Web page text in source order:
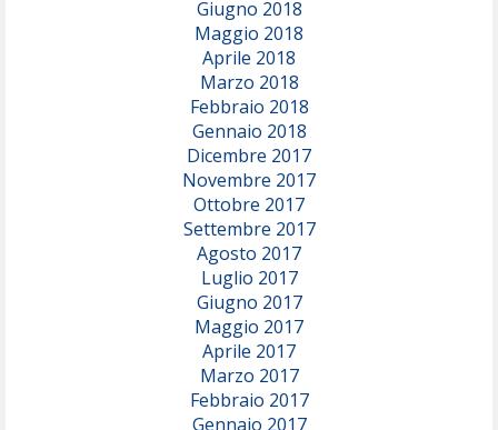
Giugno 2018
Maggio 2018
Aprile 2018
Marzo 2018
Febbraio 2018
Gennaio 2018
Dicembre 2017
Novembre 2017
Ottobre 2017
Settembre 2017
Agosto 2017
Luglio 2017
Giugno 2017
Maggio 2017
Aprile 2017
Marzo 2017
Febbraio 2017
Gennaio 2017